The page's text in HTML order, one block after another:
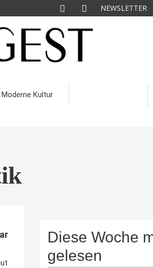
NEWSLETTER
Moderne Kultur
Diese Woche
gelesen